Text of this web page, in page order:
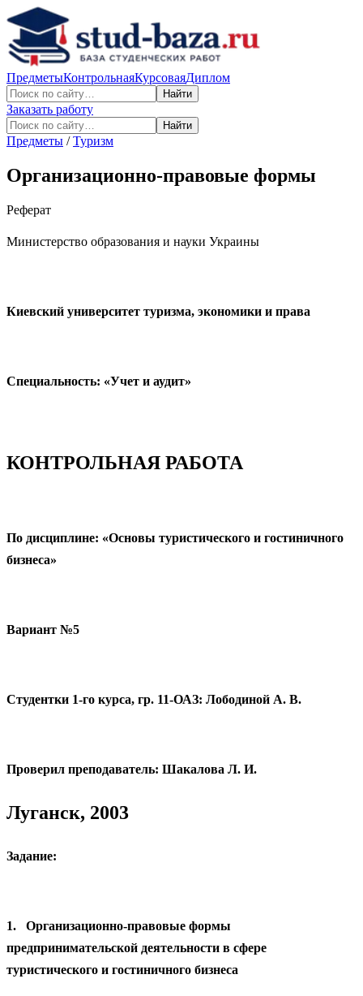
ПредметыКонтрольнаяКурсоваяДиплом
Найти
Заказать работу
Найти
Предметы /Туризм
Организационно-правовые формы
Реферат
Министерство образования и науки Украины
Киевский университет туризма, экономики и права
Специальность: «Учет и аудит»
КОНТРОЛЬНАЯ РАБОТА
По дисциплине: «Основы туристического и гостиничного
бизнеса»
Вариант №5
Студентки 1-го курса, гр. 11-ОАЗ: Лободиной А. В.
Проверил преподаватель: Шакалова Л. И.
Луганск, 2003
Задание:
1. Организационно-правовые формы
предпринимательской деятельности в сфере
туристического и гостиничного бизнеса